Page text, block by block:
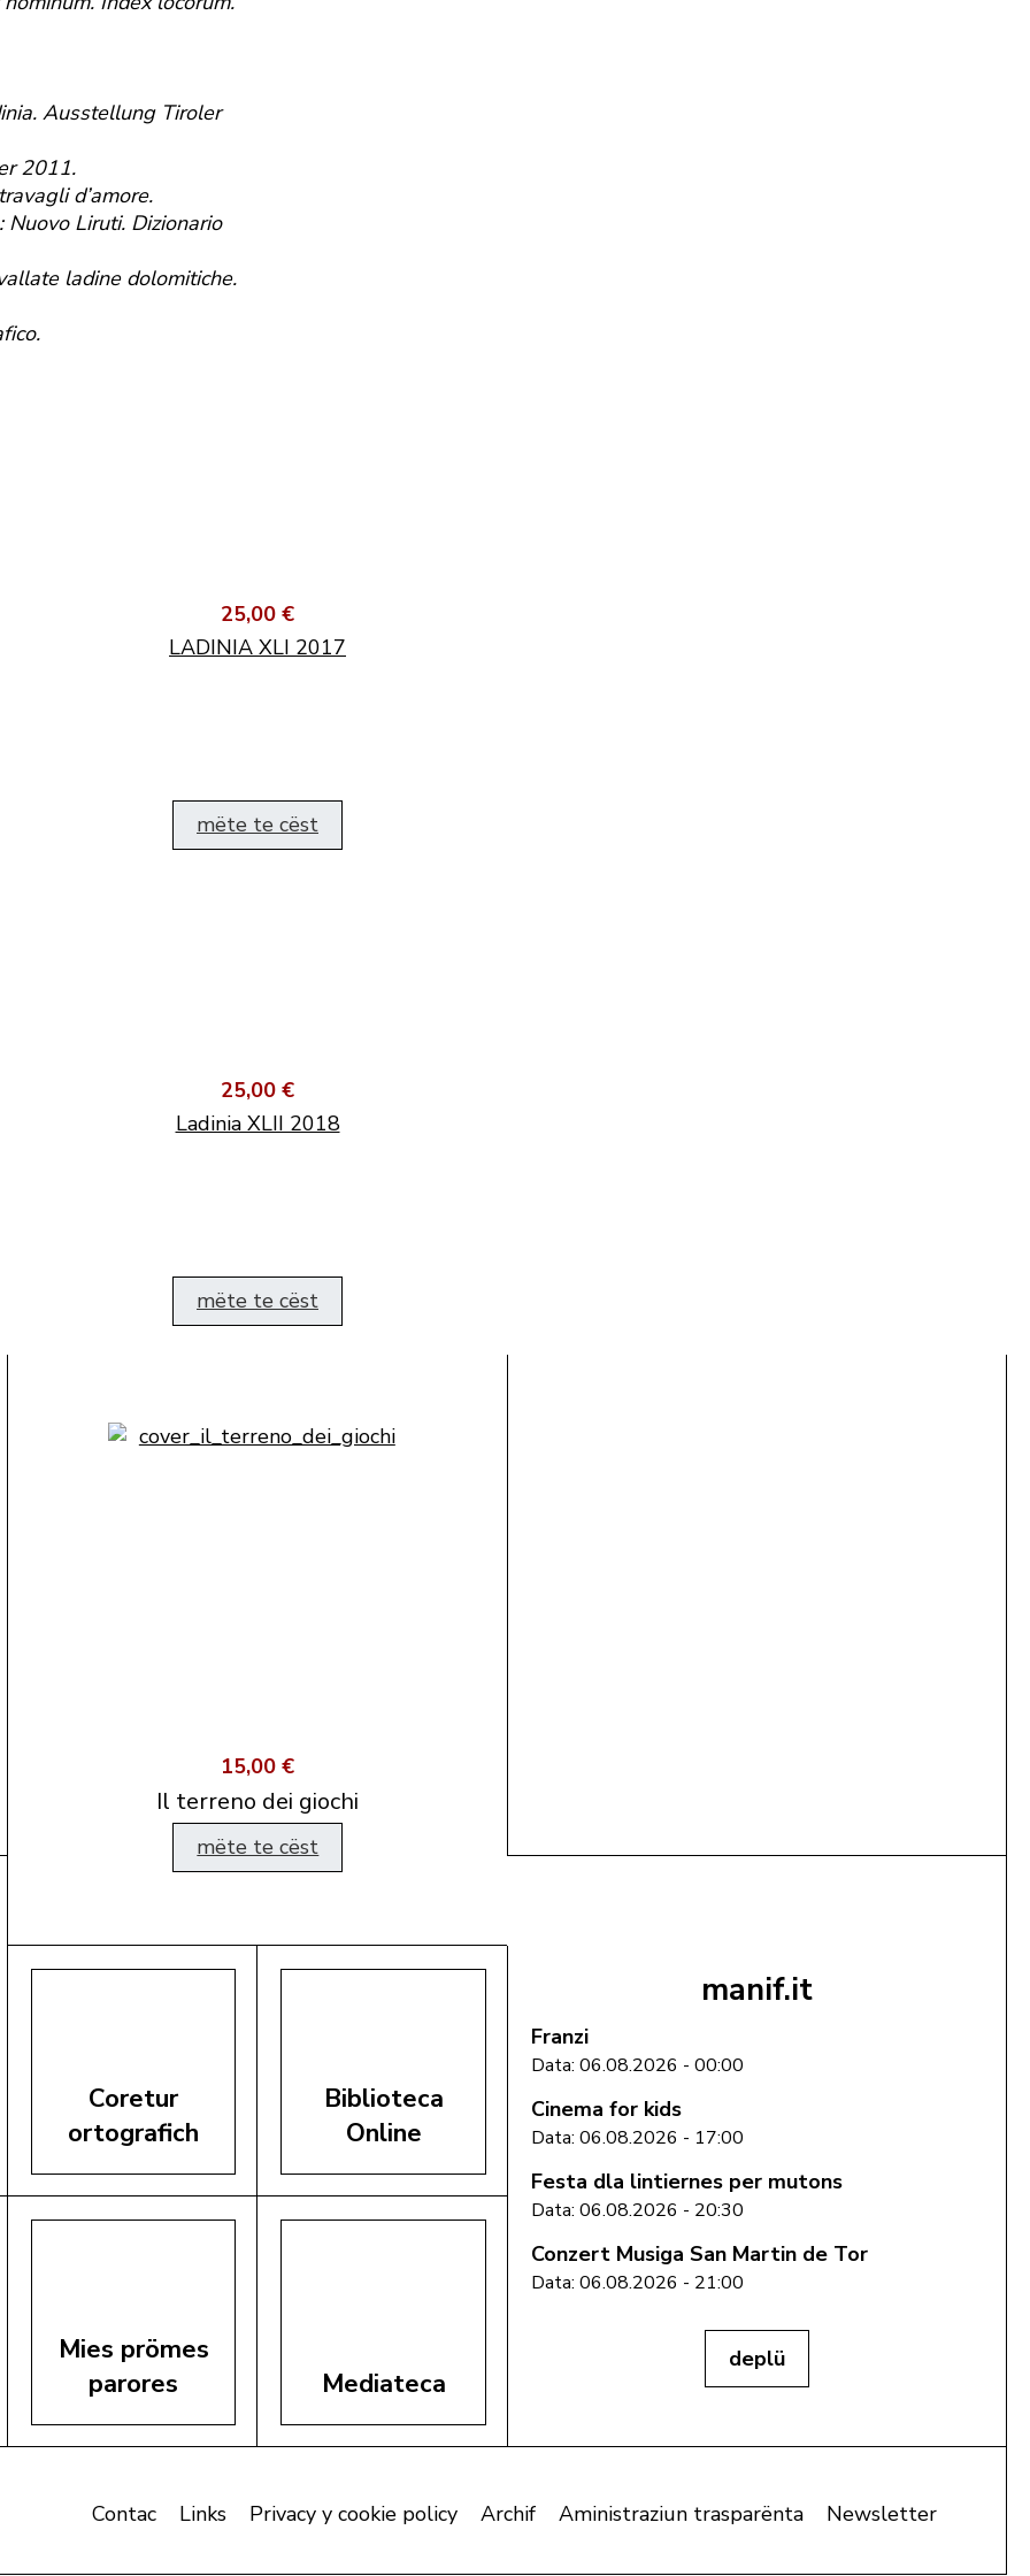
Ausstellung Tiroler
2011.
d’amore.
: Nuovo Liruti. Dizionario
ladine dolomitiche.
25,00 €
LADINIA XLI 2017
mëte te cëst
25,00 €
Ladinia XLII 2018
mëte te cëst
15,00 €
Il terreno dei giochi
mëte te cëst
Coretur
ortografich
Biblioteca
Online
Mies prömes
parores
Mediateca
manif.it
Franzi
Data: 06.08.2026 - 00:00
Cinema for kids
Data: 06.08.2026 - 17:00
Festa dla lintiernes per mutons
Data: 06.08.2026 - 20:30
Conzert Musiga San Martin de Tor
Data: 06.08.2026 - 21:00
deplü
Contac Links Privacy y cookie policy Archif Aministraziun trasparënta Newsletter